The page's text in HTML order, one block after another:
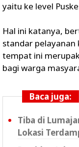
yaitu ke level
Hal ini katanya,
standar pelayanan
tempat ini
bagi warga
Baca juga:
Tiba di
Lokasi